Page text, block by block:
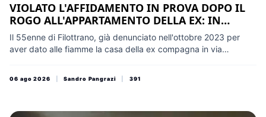
VIOLATO L'AFFIDAMENTO IN PROVA DOPO IL
ROGO ALL'APPARTAMENTO DELLA EX: IN
CARCERE ANDREA CONTI
Il 55enne di Filottrano, già denunciato nell'ottobre 2023 per
aver dato alle fiamme la casa della ex compagna in via
giorno dopo la rievocazione storica e trasferito a Montacuto
06 ago 2026 Sandro Pangrazi 391